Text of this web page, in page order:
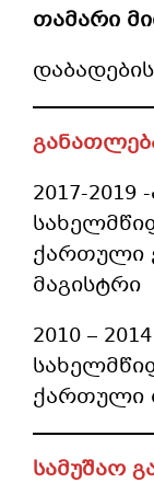
თამარი
2017-
ქართული
მაგისტრი
2010 –
ქართული
სამუშაო